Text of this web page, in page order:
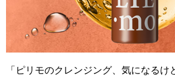
「ピリモのクレンジング、気になるけ